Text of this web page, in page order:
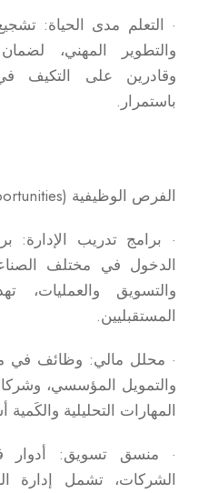
· التعلم مدى الحياة:
والتطوير المهني،
وقادرين على التكيف في
باستمرار.
الفرص الوظيفية (Job Opportunities):
· برامج تدريب الإدارة:
الدخول في مختلف
والتسويق والعمليات،
المستقبليين.
· محلل مالي: وظائف في
والتمويل المؤسسي،
المهارات التحليلية والكَمية
· منسق تسويق: أدوار
الشركات، تشمل إدارة